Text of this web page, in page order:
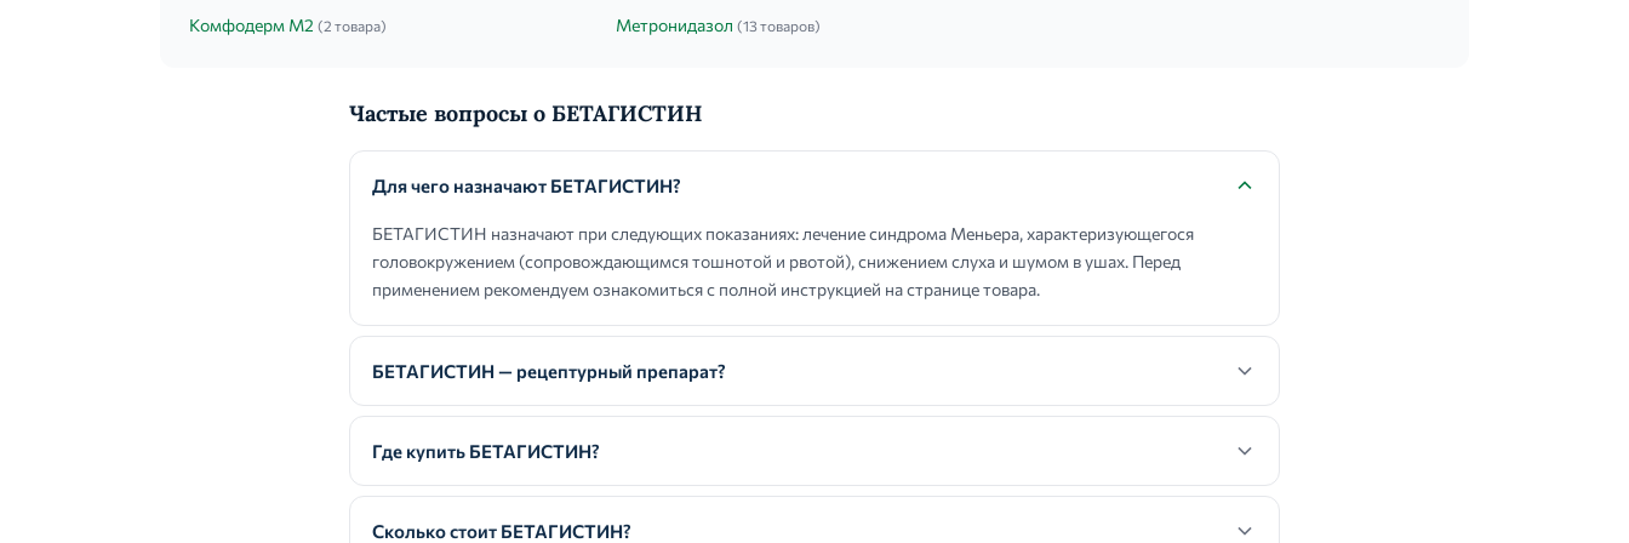
Комфодерм М2 (2 товара) Метронидазол (13 товаров)
Частые вопросы о БЕТАГИСТИН
Для чего назначают БЕТАГИСТИН?
БЕТАГИСТИН назначают при следующих показаниях: лечение синдрома Меньера, характеризующегося
головокружением (сопровождающимся тошнотой и рвотой), снижением слуха и шумом в ушах. Перед
применением рекомендуем ознакомиться с полной инструкцией на странице товара.
БЕТАГИСТИН — рецептурный препарат?
Где купить БЕТАГИСТИН?
Сколько стоит БЕТАГИСТИН?